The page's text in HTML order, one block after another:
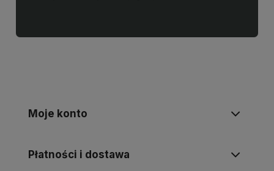
Moje konto
Płatności i dostawa